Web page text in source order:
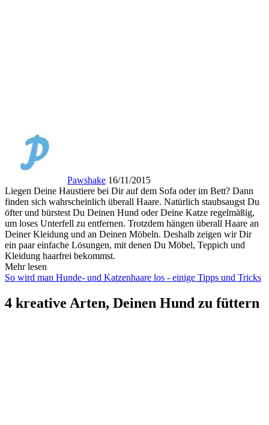
Pawshake 16/11/2015
Liegen Deine Haustiere bei Dir auf dem Sofa oder im Bett? Dann
finden sich wahrscheinlich überall Haare. Natürlich staubsaugst Du
öfter und bürstest Du Deinen Hund oder Deine Katze regelmäßig,
um loses Unterfell zu entfernen. Trotzdem hängen überall Haare an
Deiner Kleidung und an Deinen Möbeln. Deshalb zeigen wir Dir
ein paar einfache Lösungen, mit denen Du Möbel, Teppich und
Kleidung haarfrei bekommst.
Mehr lesen
So wird man Hunde- und Katzenhaare los - einige Tipps und Tricks
4 kreative Arten, Deinen Hund zu füttern